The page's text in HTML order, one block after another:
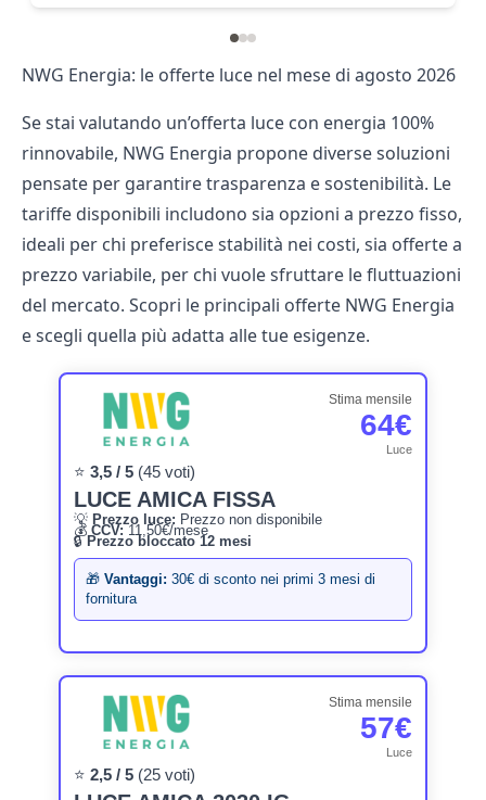
NWG Energia: le offerte luce nel mese di agosto 2026
Se stai valutando un’offerta luce con energia 100%
rinnovabile, NWG Energia propone diverse soluzioni
pensate per garantire trasparenza e sostenibilità. Le
tariffe disponibili includono sia opzioni a prezzo fisso,
ideali per chi preferisce stabilità nei costi, sia offerte a
prezzo variabile, per chi vuole sfruttare le fluttuazioni
del mercato. Scopri le principali offerte NWG Energia
e scegli quella più adatta alle tue esigenze.
⭐ 3,5 / 5(45 voti)
LUCE AMICA FISSA
Stima mensile
64€
Luce
💡 Prezzo luce: Prezzo non disponibile
💰 CCV: 11,50€/mese
🔒 Prezzo bloccato 12 mesi
🎁 Vantaggi: 30€ di sconto nei primi 3 mesi di
fornitura
⭐ 2,5 / 5(25 voti)
Stima mensile
57€
Luce